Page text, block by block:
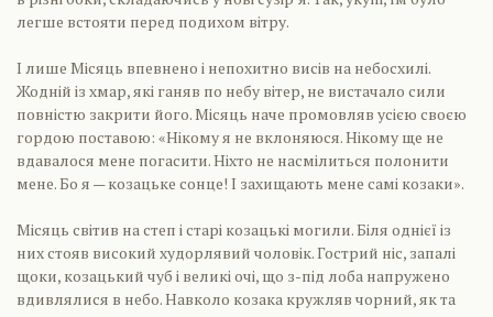
легше встояти перед подихом вітру.
І лише Місяць впевнено і непохитно висів на небосхилі.
Жодній із хмар, які ганяв по небу вітер, не вистачало сили
повністю закрити його. Місяць наче промовляв усією своєю
гордою поставою: «Нікому я не вклоняюся. Нікому ще не
вдавалося мене погасити. Ніхто не насмілиться полонити
мене. Бо я — козацьке сонце! І захищають мене самі козаки».
Місяць світив на степ і старі козацькі могили. Біля однієї із
них стояв високий худорлявий чоловік. Гострий ніс, запалі
щоки, козацький чуб і великі очі, що з-під лоба напружено
вдивлялися в небо. Навколо козака кружляв чорний, як та